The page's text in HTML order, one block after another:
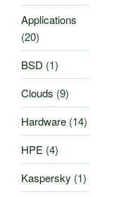
Applications
(20)
BSD (1)
Clouds (9)
Hardware (14)
HPE (4)
Kaspersky (1)